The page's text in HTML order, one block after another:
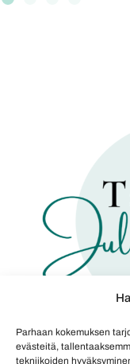
Parhaan kokemuksen
evästeitä,
tekniikoiden